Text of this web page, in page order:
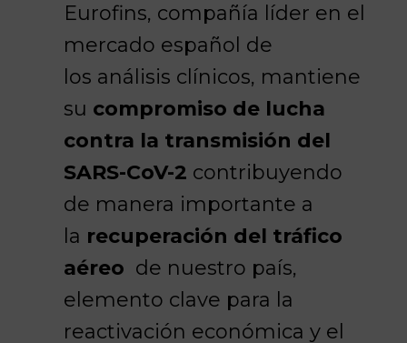
Eurofins, compañía líder en el
mercado español de
los análisis clínicos, mantiene
su compromiso de lucha
contra la transmisión del
SARS-CoV-2 contribuyendo
de manera importante a
la recuperación del tráfico
aéreo de nuestro país,
elemento clave para la
reactivación económica y el